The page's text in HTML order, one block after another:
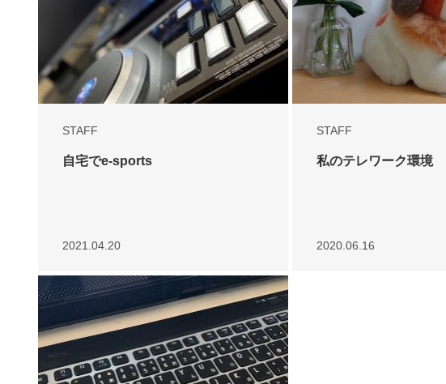
STAFF
自宅でe-sports
2021.04.20
STAFF
私のテレワーク環境
2020.06.16